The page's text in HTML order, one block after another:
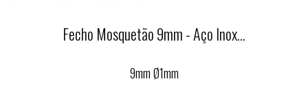
Fecho Mosquetão 9mm - Aço Inox...
9mm Ø1mm